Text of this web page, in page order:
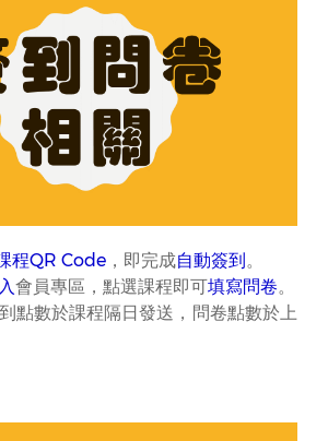
程QR Code ，即完成自動簽到。
會員專區，點選課程即可填寫問卷。
點數於課程隔日發送，問卷點數於上